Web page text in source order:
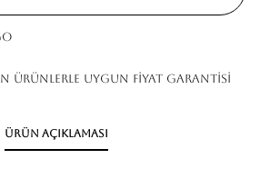
ÜRÜNLERLE UYGUN FİYAT GARANTİSİ
Ürün Açıklaması